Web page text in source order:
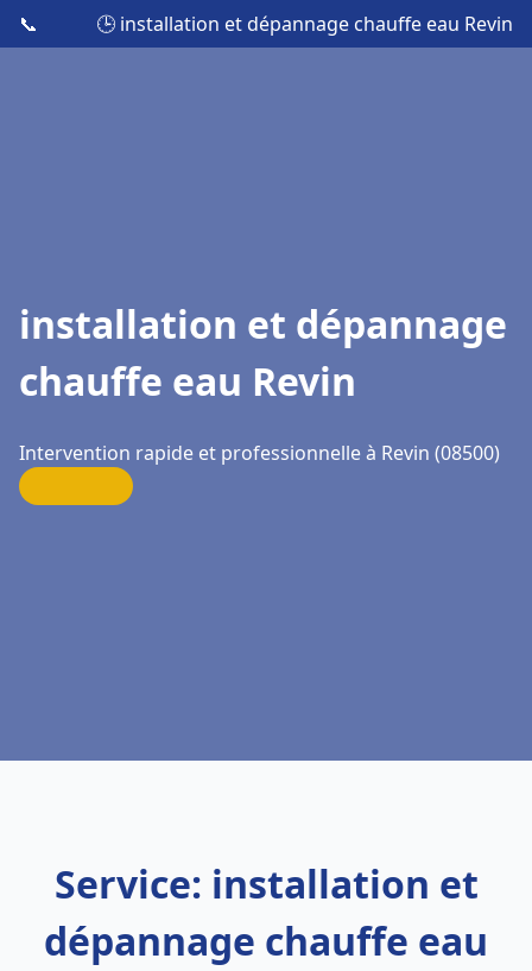
📞 🕒 installation et dépannage chauffe eau Revin
installation et dépannage
chauffe eau Revin
Intervention rapide et professionnelle à Revin (08500)
Service: installation et
dépannage chauffe eau